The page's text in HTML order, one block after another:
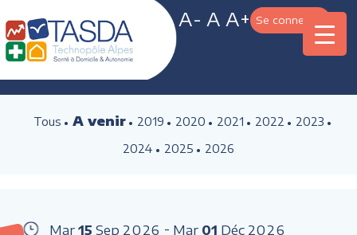
A- A A+ Se connecter
Tous A venir 2019 2020 2021 2022
2023
2024
2025 2026
Mar 15 Sep 2026 Mar 01 Déc 2026